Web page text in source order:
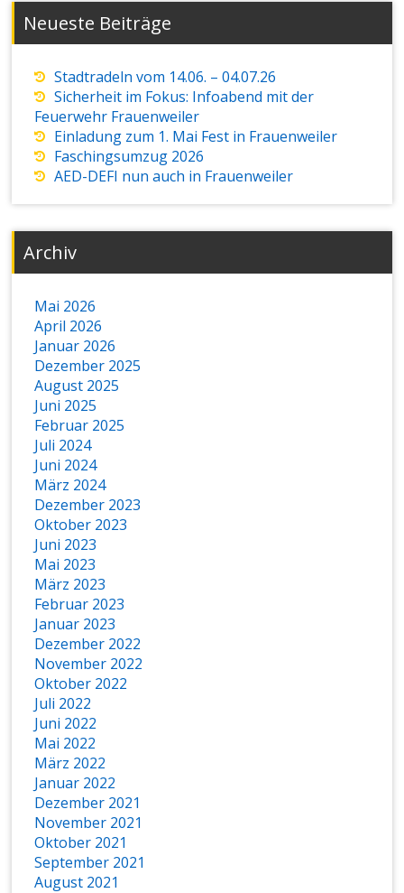
Neueste Beiträge
Stadtradeln vom 14.06. – 04.07.26
Sicherheit im Fokus: Infoabend mit der
Feuerwehr Frauenweiler
Einladung zum 1. Mai Fest in Frauenweiler
Faschingsumzug 2026
AED-DEFI nun auch in Frauenweiler
Archiv
Mai 2026
April 2026
Januar 2026
Dezember 2025
August 2025
Juni 2025
Februar 2025
Juli 2024
Juni 2024
März 2024
Dezember 2023
Oktober 2023
Juni 2023
Mai 2023
März 2023
Februar 2023
Januar 2023
Dezember 2022
November 2022
Oktober 2022
Juli 2022
Juni 2022
Mai 2022
März 2022
Januar 2022
Dezember 2021
November 2021
Oktober 2021
September 2021
August 2021